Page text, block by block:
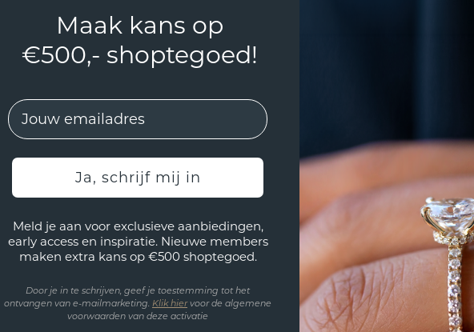
Wij
UNIEK!
3D
Wil jij
past?
Maak kans op
€500,- shoptegoed!
EMail
Ja, schrijf mij in
Meld je aan voor exclusieve aanbiedingen,
early access en inspiratie. Nieuwe members
maken extra kans op €500 shoptegoed.
Door je in te schrijven, geef je toestemming tot het
ontvangen van e-mailmarketing. Klik hiervoor de algemene
voorwaarden van deze activatie